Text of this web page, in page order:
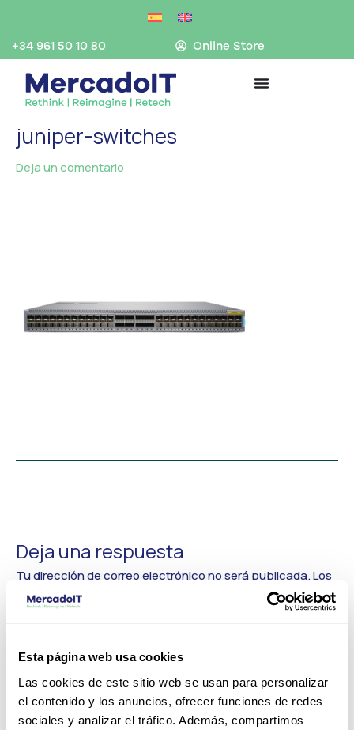
Esta página web usa cookies
Las cookies de este sitio web se usan para personalizar
el contenido y los anuncios, ofrecer funciones de redes
sociales y analizar el tráfico. Además, compartimos
contenido
+34 961 50 10 80 Online Store
juniper-switches
Deja un comentario
Deja una respuesta
Tu dirección de correo electrónico no será publicada.Los
campos obligatorios están marcados con